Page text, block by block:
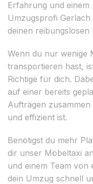
Erfahrung und einem
Umzugsprofi
deinen reibungslosen
Wenn du nur wenige
transportieren hast,
Richtige für dich.
auf einer bereits
Aufträgen
und effizient ist.
Benötigst du mehr
dir unser Möbeltaxi
und einem Team
dein Umzug schnell